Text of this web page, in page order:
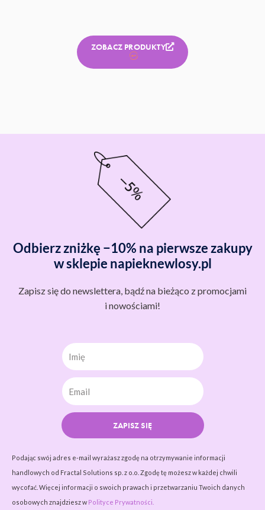
ZOBACZ PRODUKTY
Odbierz zniżkę −10% na pierwsze zakupy
w sklepie napieknewlosy.pl
Zapisz się do newslettera, bądź na bieżąco z promocjami
i nowościami!
Imię
ZAPISZ SIĘ
Podając swój adres e-mail wyrażasz zgodę na otrzymywanie informacji
handlowych od Fractal Solutions sp. z o.o. Zgodę tę możesz w każdej chwili
wycofać. Więcej informacji o swoich prawach i przetwarzaniu Twoich danych
osobowych znajdziesz w Polityce Prywatności.